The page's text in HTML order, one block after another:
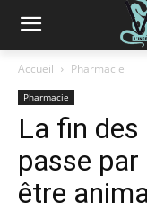
Accueil Pharmacie
Pharmacie
La fin
passe
être